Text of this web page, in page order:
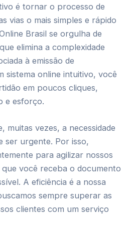
é tornar o processo de
vias o mais simples e rápido
Brasil se orgulha de
elimina a complexidade
à emissão de
sistema online intuitivo, você
em poucos cliques,
e esforço.
muitas vezes, a necessidade
ser urgente. Por isso,
para agilizar nossos
você receba o documento
A eficiência é a nossa
sempre superar as
clientes com um serviço